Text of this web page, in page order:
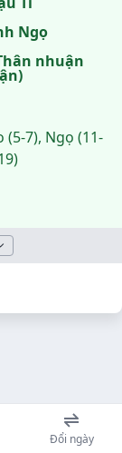
Ngọ
nhuận
(5-7), Ngọ (11-
Đổi ngày